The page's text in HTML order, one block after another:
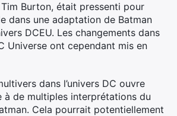
Burton, était pressenti pour
dans une adaptation de Batman
DCEU. Les changements dans
Universe ont cependant mis en
dans l’univers DC ouvre
de multiples interprétations du
Cela pourrait potentiellement